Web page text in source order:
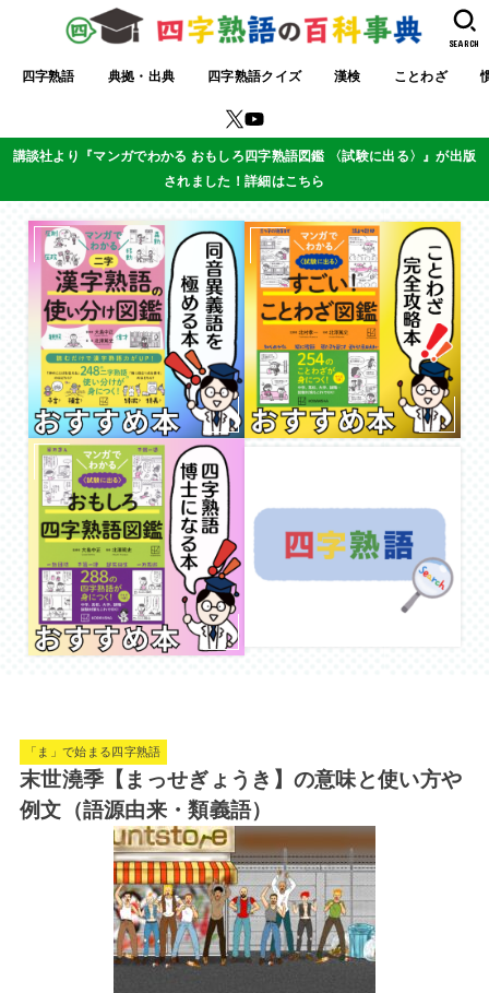
四字熟語 典拠・出典 四字熟語クイズ 漢検 ことわざ
SEARCH
講談社より『マンガでわかる おもしろ四字熟語図鑑 〈試験に出る〉』が出版
されました！詳細はこちら
「ま」で始まる四字熟語
末世澆季【まっせぎょうき】の意味と使い方や
例文（語源由来・類義語）